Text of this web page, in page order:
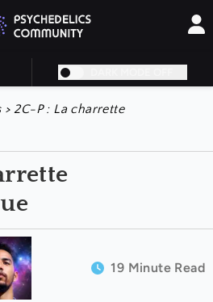
>2C-P : La charrette
19 Minute Read